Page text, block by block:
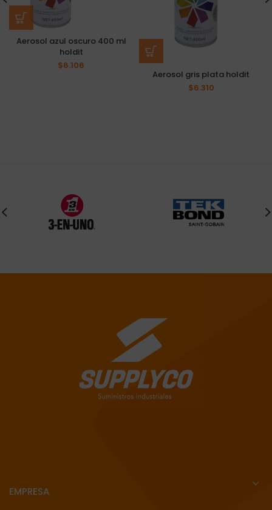
Aerosol azul oscuro 400 ml
holdit
$6.106
Aerosol gris plata holdit
$6.310
EMPRESA